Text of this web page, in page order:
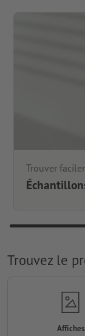
Trouver
Trouvez le
Affiches